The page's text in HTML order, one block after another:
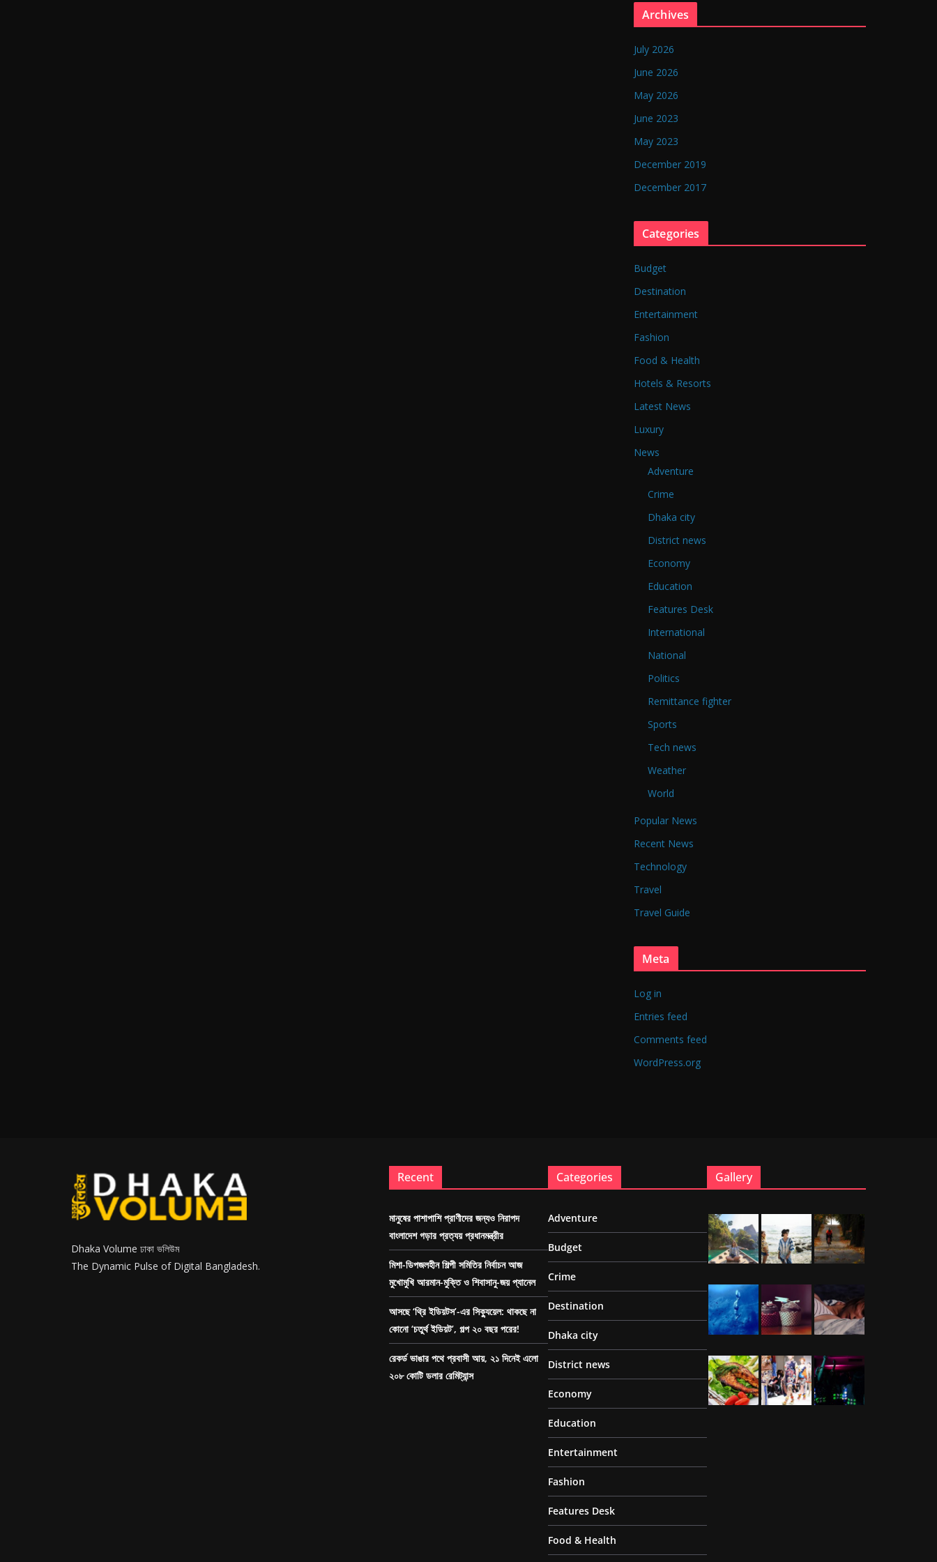
Archives
July 2026
June 2026
May 2026
June 2023
May 2023
December 2019
December 2017
Categories
Budget
Destination
Entertainment
Fashion
Food & Health
Hotels & Resorts
Latest News
Luxury
News
Adventure
Crime
Dhaka city
District news
Economy
Education
Features Desk
International
National
Politics
Remittance fighter
Sports
Tech news
Weather
World
Popular News
Recent News
Technology
Travel
Travel Guide
Meta
Log in
Entries feed
Comments feed
WordPress.org
Dhaka Volume ঢাকা ভলিউম
The Dynamic Pulse of Digital Bangladesh.
Recent
মানুষের পাশাপাশি প্রাণীদের জন্যও নিরাপদ
বাংলাদেশ গড়ার প্রত্যয় প্রধানমন্ত্রীর
মিশা-ডিপজলহীন শিল্পী সমিতির নির্বাচন আজ
মুখোমুখি আরমান-মুক্তি ও শিবাসানু-জয় প্যানেল
আসছে ‘থ্রি ইডিয়টস’-এর সিক্যুয়েল: থাকছে না
কোনো ‘চতুর্থ ইডিয়ট’, গল্প ২০ বছর পরের!
রেকর্ড ভাঙার পথে প্রবাসী আয়, ২১ দিনেই এলো
২০৮ কোটি ডলার রেমিট্যান্স
Categories
Adventure
Budget
Crime
Destination
Dhaka city
District news
Economy
Education
Entertainment
Fashion
Features Desk
Food & Health
Gallery